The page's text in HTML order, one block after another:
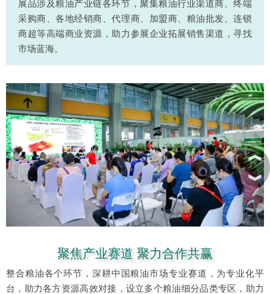
展品涉及粮油产业链各环节，聚集粮油行业渠道商、终端
采购商、各地经销商、代理商、加盟商、粮油批发、连锁
商超等高端商业资源，助力参展企业拓展销售渠道，寻找
市场蓝海。
聚焦产业赛道 聚力合作共赢
整合粮油各个环节，深耕中国粮油市场专业赛道，为专业化平
台，助力各方资源高效对接，设立多个粮油细分品类专区，助力
︽
︾